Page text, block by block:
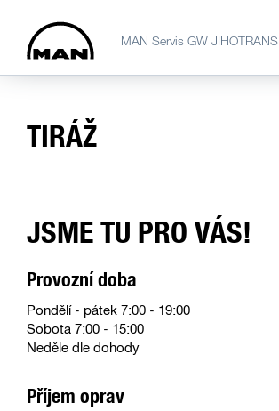
MAN Servis GW JIHOTRANS
TIRÁŽ
JSME TU PRO VÁS!
Provozní doba
Pondělí - pátek 7:00 - 19:00
Sobota 7:00 - 15:00
Neděle dle dohody
Příjem oprav